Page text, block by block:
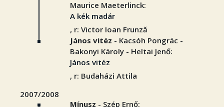
Maurice Maeterlinck:
A kék madár
, r: Victor Ioan Frunză
János vitéz - Kacsóh Pongrác -
Bakonyi Károly - Heltai Jenő:
János vitéz
, r: Budaházi Attila
2007/2008
Mínusz - Szép Ernő: